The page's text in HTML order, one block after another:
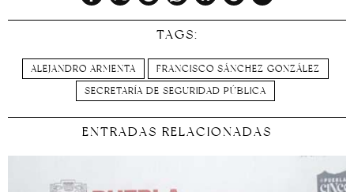
TAGS:
ALEJANDRO ARMENTA
FRANCISCO SÁNCHEZ GONZÁLEZ
SECRETARÍA DE SEGURIDAD PÚBLICA
ENTRADAS RELACIONADAS